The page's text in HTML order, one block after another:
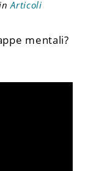
Articoli
mentali?